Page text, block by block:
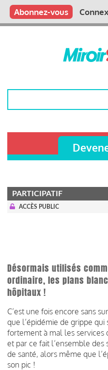
Aller
contenu
Main
Qui sommes nous ?
Vous publiez
Nous publions
Contactez-nous
Abonnez-vous
PARTICIPATIF
ACCÈS PUBLIC
Désormais utilisés
ordinaire, les plans
hôpitaux !
C’est une fois encore sans
que l’épidémie de grippe
fortement à mal les services
et par ce fait l’ensemble
de santé, alors même que
son pic !